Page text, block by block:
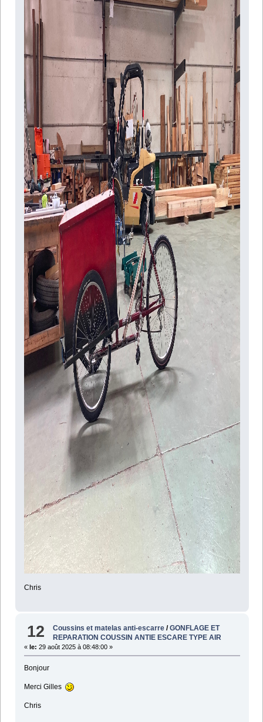
Chris
12 Coussins et matelas anti-escarre /GONFLAGE ET
REPARATION COUSSIN ANTIE ESCARE TYPE AIR
« le: 29 août 2025 à 08:48:00 »
Bonjour
Merci Gilles
Chris